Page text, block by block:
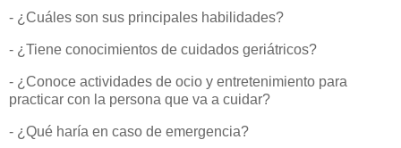
- ¿Cuáles son sus principales habilidades?
- ¿Tiene conocimientos de cuidados geriátricos?
- ¿Conoce actividades de ocio y entretenimiento para
practicar con la persona que va a cuidar?
- ¿Qué haría en caso de emergencia?